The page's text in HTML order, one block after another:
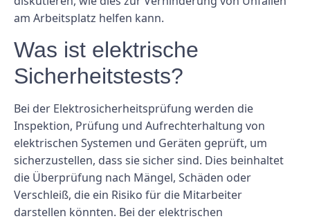
am Arbeitsplatz helfen kann.
Was ist elektrische
Sicherheitstests?
Bei der Elektrosicherheitsprüfung werden die
Inspektion, Prüfung und Aufrechterhaltung von
elektrischen Systemen und Geräten geprüft, um
sicherzustellen, dass sie sicher sind. Dies beinhaltet
die Überprüfung nach Mängel, Schäden oder
Verschleiß, die ein Risiko für die Mitarbeiter
darstellen könnten. Bei der elektrischen